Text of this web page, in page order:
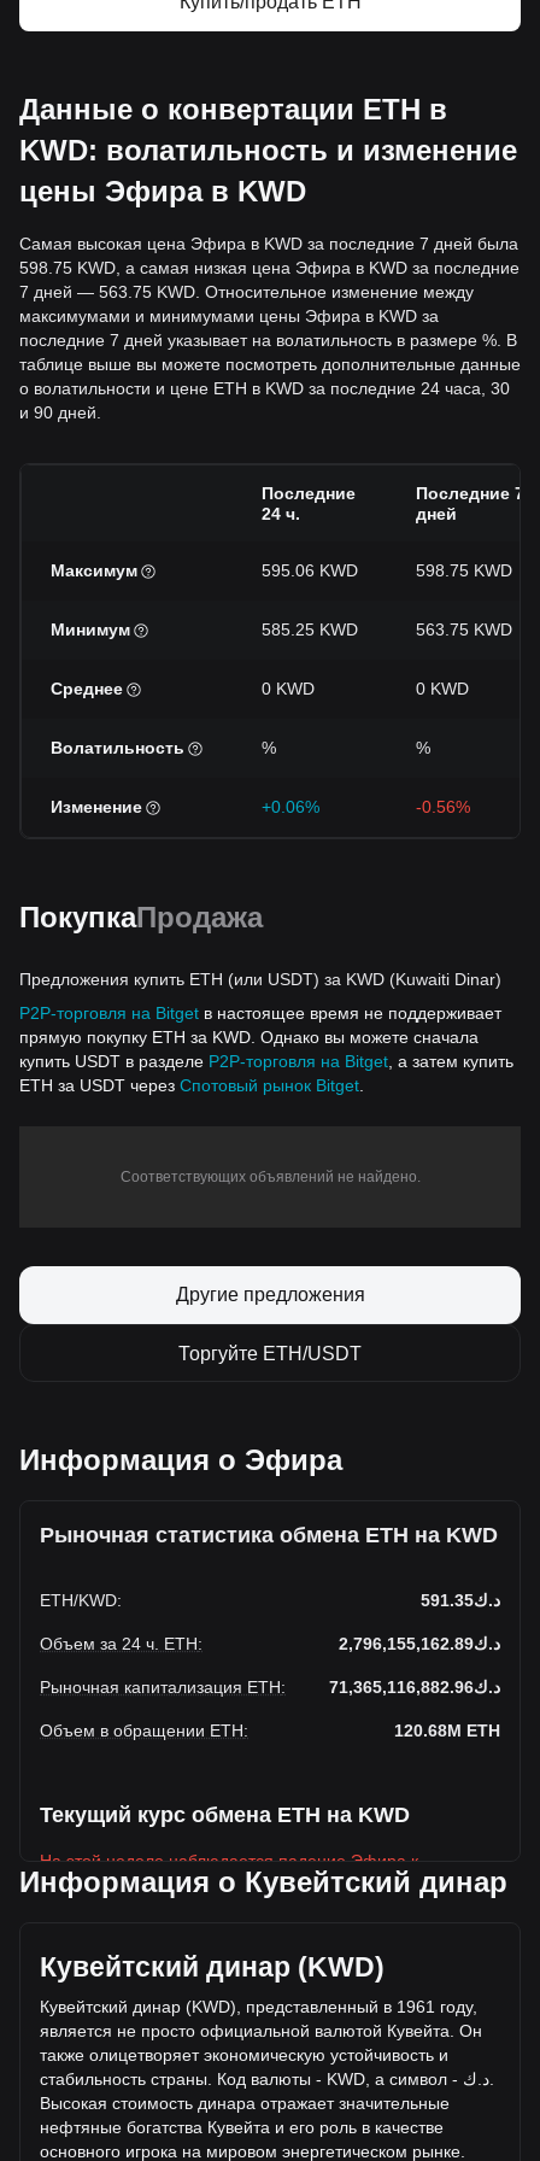
Данные о конвертации ETH в
KWD: волатильность и изменение
цены Эфира в KWD
Самая высокая цена Эфира в KWD за последние 7 дней была
598.75 KWD, а самая низкая цена Эфира в KWD за последние
7 дней — 563.75 KWD. Относительное изменение между
максимумами и минимумами цены Эфира в KWD за
последние 7 дней указывает на волатильность в размере %. В
таблице выше вы можете посмотреть дополнительные данные
о волатильности и цене ETH в KWD за последние 24 часа, 30
и 90 дней.
Последние
24 ч.
Последние 7
дней
Максимум 595.06 KWD 598.75 KWD
Минимум 585.25 KWD 563.75 KWD
Среднее 0 KWD 0 KWD
Волатильность % %
Изменение +0.06% -0.56%
ПокупкаПродажа
Предложения купить ETH (или USDT) за KWD (Kuwaiti Dinar)
P2P-торговля на Bitget в настоящее время не поддерживает
прямую покупку ETH за KWD. Однако вы можете сначала
купить USDT в разделе P2P-торговля на Bitget , а затем купить
ETH за USDT через Спотовый рынок Bitget
Соответствующих объявлений не найдено.
Другие предложения
Торгуйте ETH/USDT
Информация о Эфира
Рыночная статистика обмена ETH на KWD
ETH/KWD: د.ك591.35
Объем за 24 ч. ETH: د.ك2,796,155,162.89
Рыночная капитализация ETH: د.ك71,365,116,882.96
Объем в обращении ETH: 120.68M ETH
Текущий курс обмена ETH на KWD
На этой неделе наблюдается падение Эфира к
Кувейтский динар
ETH, а общая рыночная капитализация составляет
120,682,140ETH на основе оборотного предложения
Эфира د.ك71,365,116,882.96 KWD. Объем торгов упал
на Эфира% (د.ك92,236,087.5 KWD) за последние 24
часа, а объем торгов +3.41 составил د.ك2,703,919,075.4
было продано за тот же период.
Дополнительная информация о Эфира на
Информация о Кувейтский динар
Кувейтский динар (KWD)
Кувейтский динар (KWD), представленный в 1961 году,
является не просто официальной валютой Кувейта. Он
также олицетворяет экономическую устойчивость и
стабильность страны. Код валюты - KWD, а символ -
د ك
Высокая стоимость динара отражает значительные
нефтяные богатства Кувейта и его роль в качестве
основного игрока на мировом энергетическом рынке.